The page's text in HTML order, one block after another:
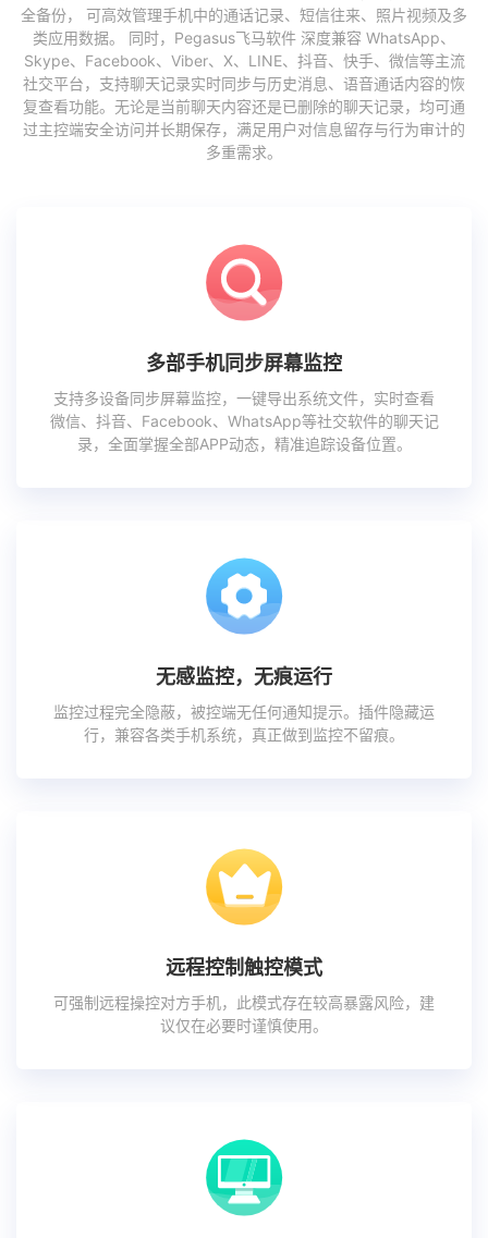
全备份， 可高效管理手机中的通话记录、短信往来、照片视频及多
类应用数据。 同时，Pegasus飞马软件 深度兼容 WhatsApp、
Skype、Facebook、Viber、X、LINE、抖音、快手、微信等主流
社交平台，支持聊天记录实时同步与历史消息、语音通话内容的恢
复查看功能。无论是当前聊天内容还是已删除的聊天记录，均可通
过主控端安全访问并长期保存，满足用户对信息留存与行为审计的
多重需求。
多部手机同步屏幕监控
支持多设备同步屏幕监控，一键导出系统文件，实时查看
微信、抖音、Facebook、WhatsApp等社交软件的聊天记
录，全面掌握全部APP动态，精准追踪设备位置。
无感监控，无痕运行
监控过程完全隐蔽，被控端无任何通知提示。插件隐藏运
行，兼容各类手机系统，真正做到监控不留痕。
远程控制触控模式
可强制远程操控对方手机，此模式存在较高暴露风险，建
议仅在必要时谨慎使用。